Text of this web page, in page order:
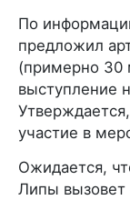
По
предложил
(примерно 30
выступление
участие в
Ожидается,
Липы